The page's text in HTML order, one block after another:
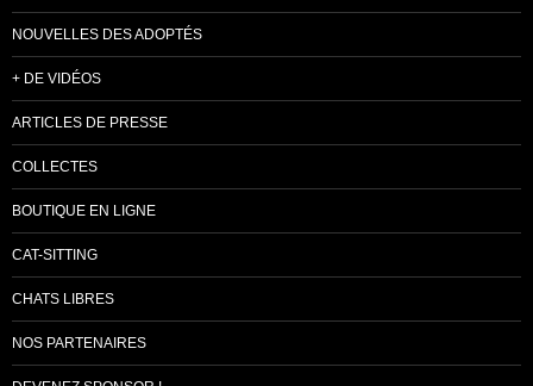
NOUVELLES DES ADOPTÉS
+ DE VIDÉOS
ARTICLES DE PRESSE
COLLECTES
BOUTIQUE EN LIGNE
CAT-SITTING
CHATS LIBRES
NOS PARTENAIRES